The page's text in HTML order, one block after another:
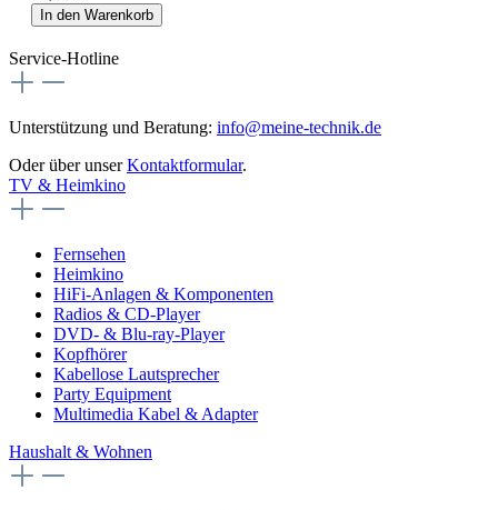
In den Warenkorb
Service-Hotline
Unterstützung und Beratung: info@meine-technik.de
Oder über unserKontaktformular.
TV & Heimkino
Fernsehen
Heimkino
HiFi-Anlagen & Komponenten
Radios & CD-Player
DVD- & Blu-ray-Player
Kopfhörer
Kabellose Lautsprecher
Party Equipment
Multimedia Kabel & Adapter
Haushalt & Wohnen